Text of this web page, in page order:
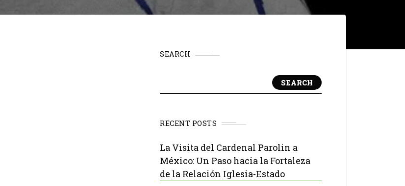
SEARCH
SEARCH
RECENT POSTS
La Visita del Cardenal Parolin a
México: Un Paso hacia la Fortaleza
de la Relación Iglesia-Estado